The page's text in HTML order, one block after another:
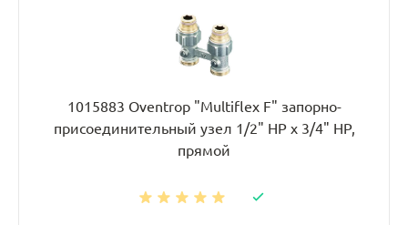
1015883 Oventrop "Multiflex F" запорно-
присоединительный узел 1/2" НР x 3/4" НР,
прямой